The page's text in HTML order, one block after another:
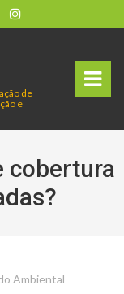
de
e
cobertura
Ambiental